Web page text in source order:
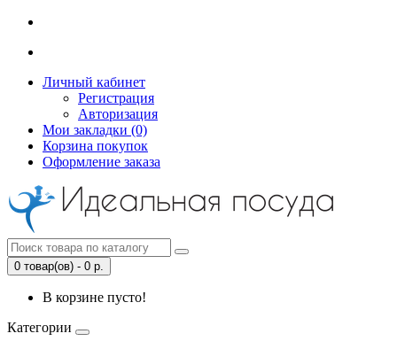
Личный кабинет
Регистрация
Авторизация
Мои закладки (0)
Корзина покупок
Оформление заказа
0 товар(ов) - 0 р.
В корзине пусто!
Категории